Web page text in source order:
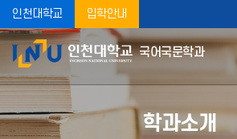
인천대학교 입학안내
국어국문학과
학과소개